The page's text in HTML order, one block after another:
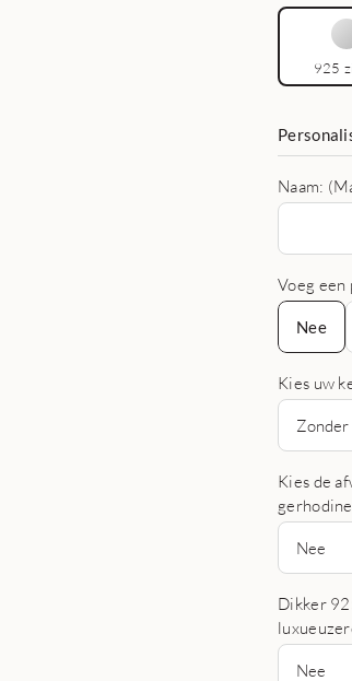
925
Naam:
Voeg een
Nee
Nee
Kies uw
Kies de
Nee
Dikker
Nee